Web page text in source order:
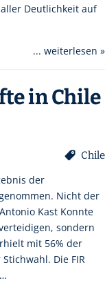
Deutlichkeit auf
... weiterlesen »
in Chile
Chile
der
Nicht der
Kast Konnte
sondern
mit 56% der
Die FIR